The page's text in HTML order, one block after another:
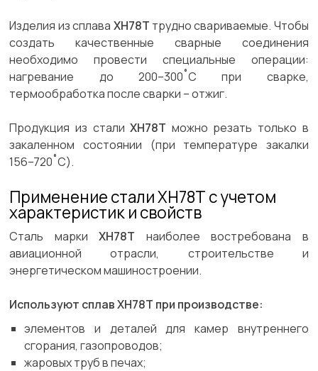
Изделия из сплава ХН78Т трудно свариваемые. Чтобы
создать качественные сварные соединения
необходимо провести специальные операции:
нагревание до 200–300˚С при сварке,
термообработка после сварки – отжиг.
Продукция из сталиХН78Т можно резать только в
закаленном состоянии (при температуре закалки
156–720˚С).
Применение стали ХН78Т с учетом
характеристик и свойств
Сталь маркиХН78Т наиболее востребована в
авиационной отрасли, строительстве и
энергетическом машиностроении.
Используют сплав ХН78Т при производстве:
элементов и деталей для камер внутреннего
сгорания, газопроводов;
жаровых труб в печах;